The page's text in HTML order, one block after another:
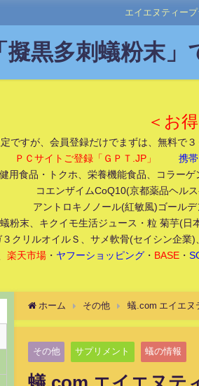
エイエヌティー
擬黒多刺蟻粉末
＜お
ですが、会員登録だけでまずは、無料で
ＰＣサイトご登録「ＧＰＴ.JP」
携
用食品・トクホ、栄養機能食品、コラー
コエンザイムCoQ10(京都薬品ヘル
アントロキノノール(紅敏風)ゴール
粉末、キクイモ生活ジュース・粒 菊芋(
３クリルオイルＳ、サメ軟骨(セイシン企業
楽天市場 ・ ヤフーショッピング ・ BASE ・
ホーム その他 蟻.com エイエヌ
その他 サプリメント 蟻の情報